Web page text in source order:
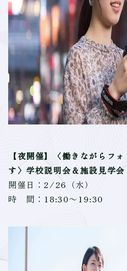
【夜開催】〈働きながらフ
す〉学校説明会＆施設見学会
開催日：2/26（水）
時 間：18:30～19:30